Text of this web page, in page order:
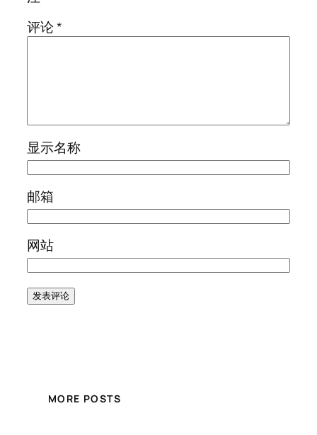
评论*
显示名称
邮箱
网站
MORE POSTS